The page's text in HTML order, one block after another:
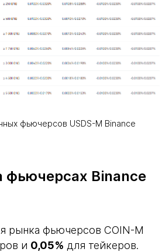
фьючерсов USDS-M Binance
фьючерсах Binance
рынка фьючерсов COIN-M
и 0,05% для тейкеров.